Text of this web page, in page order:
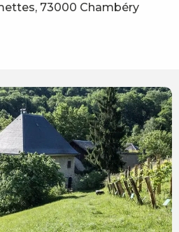
73000 Chambéry
favoris